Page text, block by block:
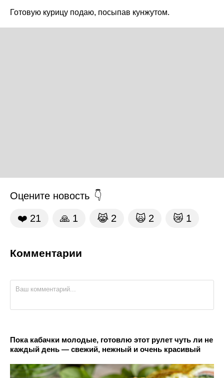
Готовую курицу подаю, посыпав кунжутом.
Оцените новость
❤️ 21 🙏 1 😹 2 🙀 2 😿 1
Комментарии
Пока кабачки молодые, готовлю этот рулет чуть ли не
каждый день — свежий, нежный и очень красивый